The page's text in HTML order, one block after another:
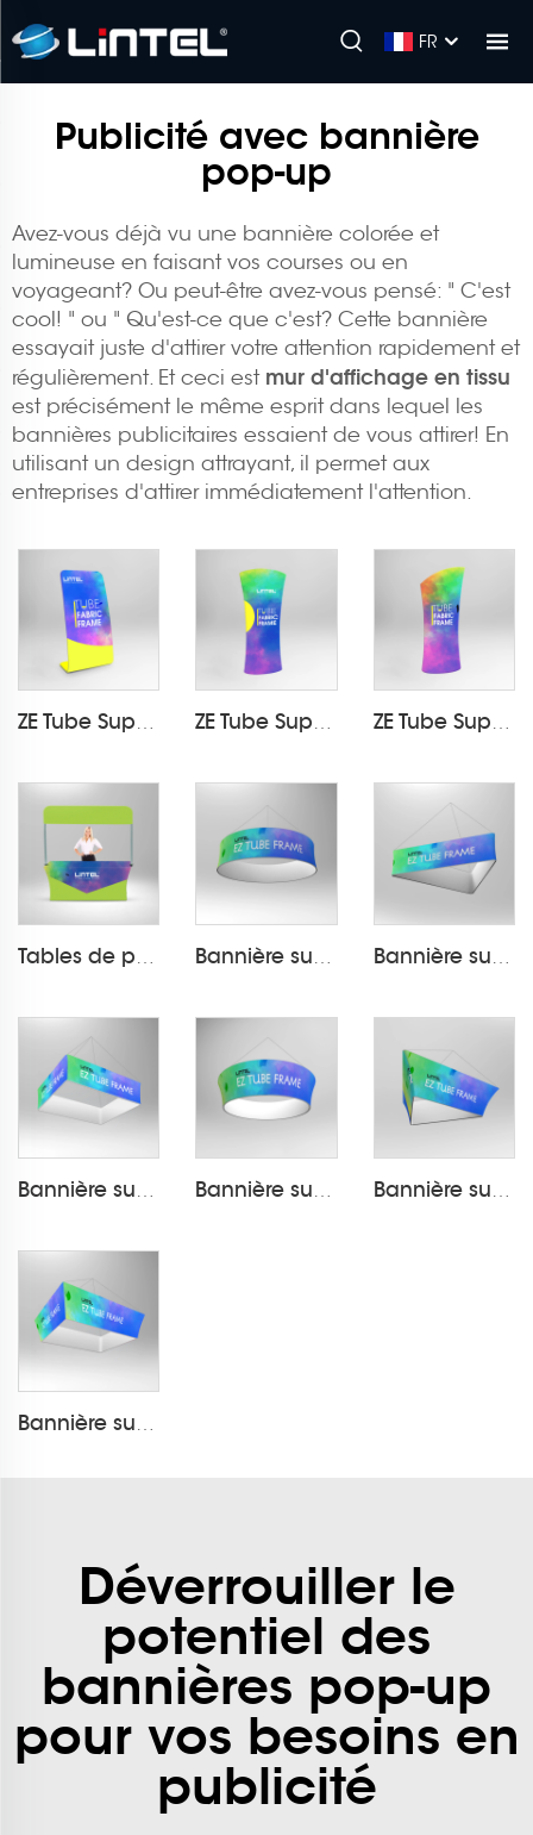
FR
Publicité avec bannière
pop-up
Avez-vous déjà vu une bannière colorée et
lumineuse en faisant vos courses ou en
voyageant? Ou peut-être avez-vous pensé: " C'est
cool! " ou " Qu'est-ce que c'est? Cette bannière
essayait juste d'attirer votre attention rapidement et
régulièrement. Et ceci est mur d'affichage en tissu
est précisément le même esprit dans lequel les
bannières publicitaires essaient de vous attirer! En
utilisant un design attrayant, il permet aux
entreprises d'attirer immédiatement l'attention.
ZE Tube Support d'affiche en tissu pour le commerce de détail LT-24A4 ZE Tube Support d'affiche en tissu pour le commerce de détail LT-24A2 ZE Tube Support d'affiche en tissu pour le commerce de détail LT-24A1
Tables de promotion avec bannières LT-24F Bannière suspendue en tissu sous tension Exposition LT-24D Bannière suspendue en tissu sous tension Exposition LT-24D5
Bannière suspendue en tissu sous tension Exposition LT-24D10 Bannière suspendue en tissu sous tension Exposition LT-24D4 Bannière suspendue en tissu sous tension Exposition LT-24D7
Bannière suspendue en tissu sous tension Exposition LT-24D12
Déverrouiller le
potentiel des
bannières pop-up
pour vos besoins en
publicité